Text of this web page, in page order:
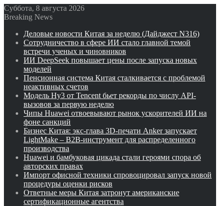
Суббота, 8 августа 2026
Breaking News
Деловые новости Китая за неделю (Дайджест N316)
Сотрудничество в сфере ИИ стало главной темой
встречи ученых и чиновников
ИИ DeepSeek повышает цены после запуска новых
моделей
Пенсионная система Китая сталкивается с проблемой
неактивных счетов
Модель Hy3 от Tencent бьет рекорды по числу API-
вызовов за первую неделю
Чипы Huawei отвоевывают рынок ускорителей ИИ на
фоне санкций
Бизнес Китая: экс-глава 3D-печати Anker запускает
LightMake – B2B-инструмент для распределенного
производства
Huawei и бамбуковая цикада стали героями спора об
авторских правах
Импорт офисной техники спровоцировал запуск новой
процедуры оценки рисков
Ответные меры Китая затронут американские
сертификационные агентства